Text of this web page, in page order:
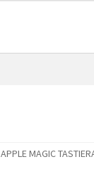
APPLE MAGIC